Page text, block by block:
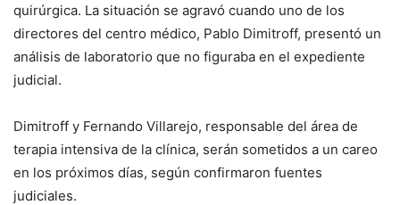
quirúrgica. La situación se agravó cuando uno de los
directores del centro médico, Pablo Dimitroff, presentó un
análisis de laboratorio que no figuraba en el expediente
judicial.
Dimitroff y Fernando Villarejo, responsable del área de
terapia intensiva de la clínica, serán sometidos a un careo
en los próximos días, según confirmaron fuentes
judiciales.